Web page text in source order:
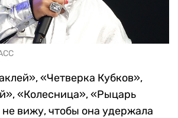
«Четверка Кубков»,
«Колесница», «Рыцарь
вижу, чтобы она удержала